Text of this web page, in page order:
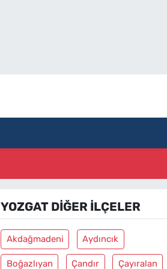
YOZGAT DIĞER İLÇELER
Akdağmadeni Aydıncık
Boğazlıyan Çandır Çayıralan